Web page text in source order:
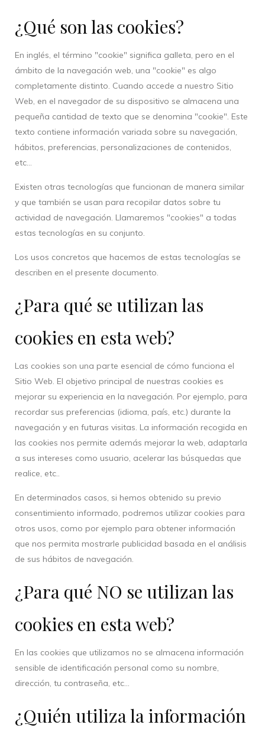
¿Qué son las cookies?
En inglés, el término "cookie" significa galleta, pero en el
ámbito de la navegación web, una "cookie" es algo
completamente distinto. Cuando accede a nuestro Sitio
Web, en el navegador de su dispositivo se almacena una
pequeña cantidad de texto que se denomina "cookie". Este
texto contiene información variada sobre su navegación,
hábitos, preferencias, personalizaciones de contenidos,
etc…
Existen otras tecnologías que funcionan de manera similar
y que también se usan para recopilar datos sobre tu
actividad de navegación. Llamaremos "cookies" a todas
estas tecnologías en su conjunto.
Los usos concretos que hacemos de estas tecnologías se
describen en el presente documento.
¿Para qué se utilizan las
cookies en esta web?
Las cookies son una parte esencial de cómo funciona el
Sitio Web. El objetivo principal de nuestras cookies es
mejorar su experiencia en la navegación. Por ejemplo, para
recordar sus preferencias (idioma, país, etc.) durante la
navegación y en futuras visitas. La información recogida en
las cookies nos permite además mejorar la web, adaptarla
a sus intereses como usuario, acelerar las búsquedas que
realice, etc..
En determinados casos, si hemos obtenido su previo
consentimiento informado, podremos utilizar cookies para
otros usos, como por ejemplo para obtener información
que nos permita mostrarle publicidad basada en el análisis
de sus hábitos de navegación.
¿Para qué NO se utilizan las
cookies en esta web?
En las cookies que utilizamos no se almacena información
sensible de identificación personal como su nombre,
dirección, tu contraseña, etc…
¿Quién utiliza la información